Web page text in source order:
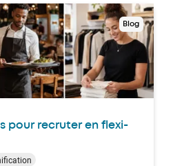
Blog
pour recruter en flexi-